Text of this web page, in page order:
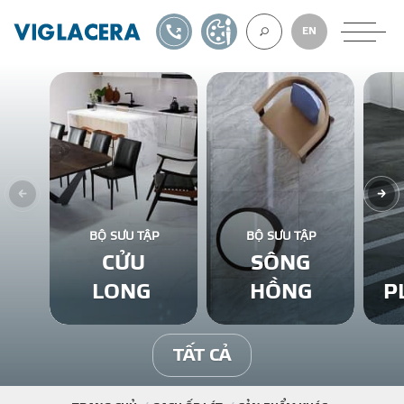
VỀ CHÚNG
GẠCH ỐP LÁT
BÊ TÔNG KHÍ
NGÓI LỢP
EN
1900561582TỰ THIẾT KẾ
BỘ SƯU TẬP
CỬU
LONG
BỘ SƯU TẬP
SÔNG
HỒNG
TẤT CẢ